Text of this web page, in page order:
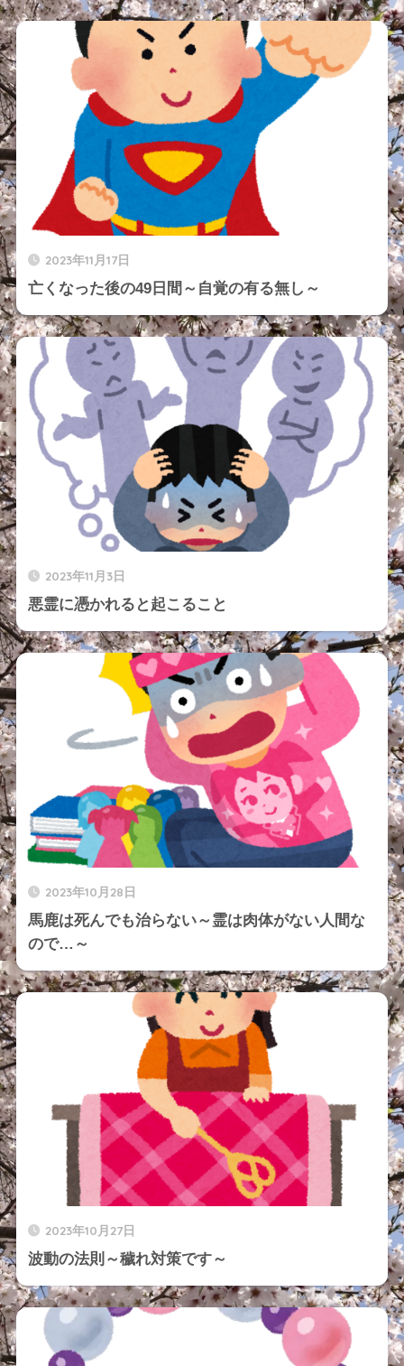
2023年11月17日
亡くなった後の49日間～自覚の有る無し～
2023年11月3日
悪霊に憑かれると起こること
2023年10月28日
馬鹿は死んでも治らない～霊は肉体がない人間な
ので…～
2023年10月27日
波動の法則～穢れ対策です～